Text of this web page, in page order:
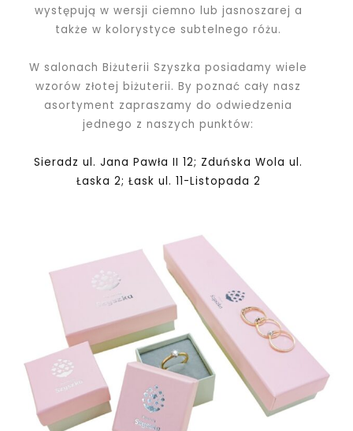
występują w wersji ciemno lub jasnoszarej a
także w kolorystyce subtelnego różu.
W salonach Biżuterii Szyszka posiadamy wiele
wzorów złotej biżuterii. By poznać cały nasz
asortyment zapraszamy do odwiedzenia
jednego z naszych punktów:
Sieradz ul. Jana Pawła II 12; Zduńska Wola ul.
Łaska 2; Łask ul. 11-Listopada 2